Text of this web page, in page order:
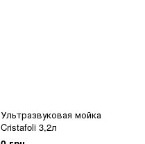
Ультразвуковая мойка
Cristafoli 3,2л